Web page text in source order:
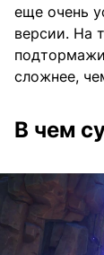
еще очень
версии. На
сложнее,
В чем